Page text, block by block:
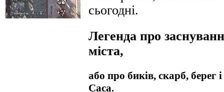
сьогодні.
Легенда про
міста,
або про биків, скарб, берег і
Саса.